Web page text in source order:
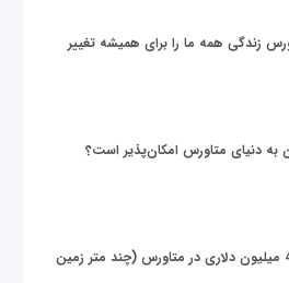
زندگی همه ما را برای همیشه تغییر
به دنیای متاورس امکان‌پذیر است؟
خرید زمین 4.3 میلیون دلاری در متاورس (چند متر زمین